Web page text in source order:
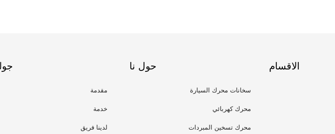
الاقسام
سخانات محرك السيارة
محرك كهربائي
محرك تسخين المبردات
حول نا
مقدمة
خدمة
لدينا فريق